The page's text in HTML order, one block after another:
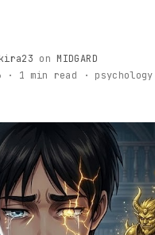
on MIDGARD
· 1 min read · psychology